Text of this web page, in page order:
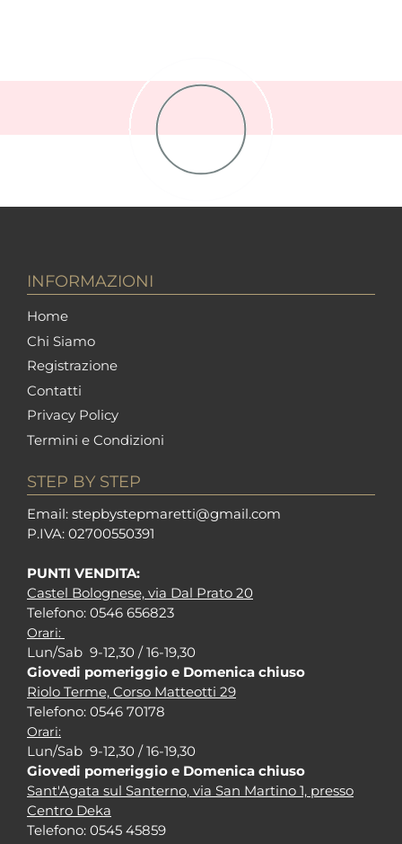
INFORMAZIONI
Home
Chi Siamo
Registrazione
Contatti
Privacy Policy
Termini e Condizioni
STEP BY STEP
Email: stepbystepmaretti@gmail.com
P.IVA: 02700550391
PUNTI VENDITA:
Castel Bolognese, via Dal Prato 20
Telefono: 0546 656823
Orari:
Lun/Sab 9-12,30 / 16-19,30
Giovedi pomeriggio e Domenica chiuso
Riolo Terme, Corso Matteotti 29
Telefono: 0546 70178
Orari:
Lun/Sab 9-12,30 / 16-19,30
Giovedi pomeriggio e Domenica chiuso
Sant'Agata sul Santerno, via San Martino 1, presso
Centro Deka
Telefono: 0545 45859